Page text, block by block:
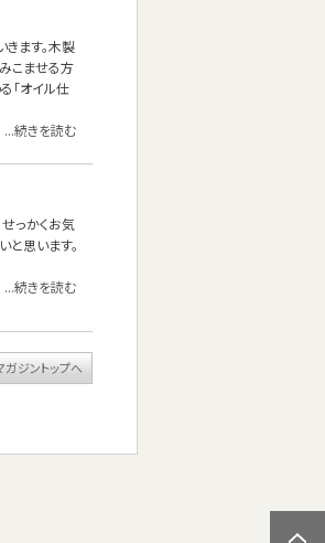
ます。木製
こませる方
「オイル仕
...続きを読む
っかくお気
思います。
...続きを読む
ガジントップへ